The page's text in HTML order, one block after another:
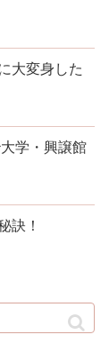
大変身した
学・興譲館
訣！